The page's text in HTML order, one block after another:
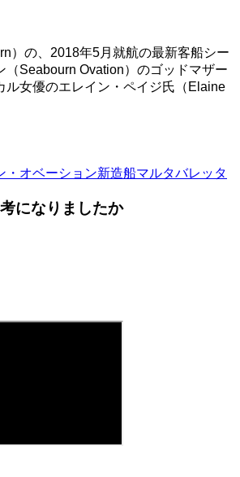
）の、2018年5月就航の最新客船シー
（Seabourn Ovation）のゴッドマザー
ル女優のエレイン・ペイジ氏（Elaine
・オベーション新造船マルタバレッタ
になりましたか